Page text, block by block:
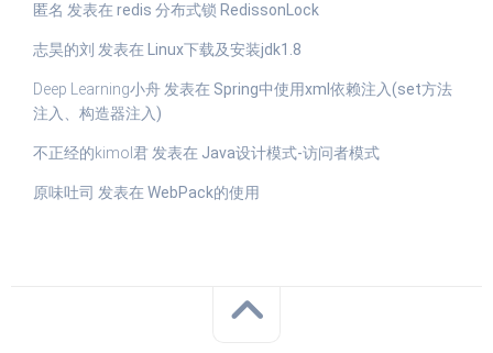
匿名 发表在 redis 分布式锁 RedissonLock
志昊的刘 发表在 Linux下载及安装jdk1.8
Deep Learning小舟 发表在 Spring中使用xml依赖注入(set方法
注入、构造器注入)
不正经的kimol君 发表在 Java设计模式-访问者模式
原味吐司 发表在 WebPack的使用